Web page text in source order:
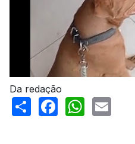
Da redação
ShareFacebook